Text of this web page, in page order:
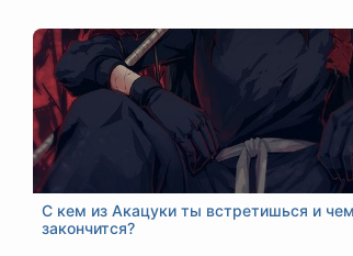
С кем из Акацуки ты встретишься и
закончится?